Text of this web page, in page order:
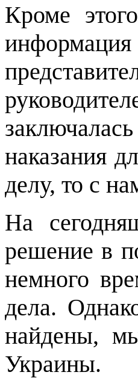
Кроме
наказания
делу, то с
На
решение в
немного
дела.
найдены,
Украины.